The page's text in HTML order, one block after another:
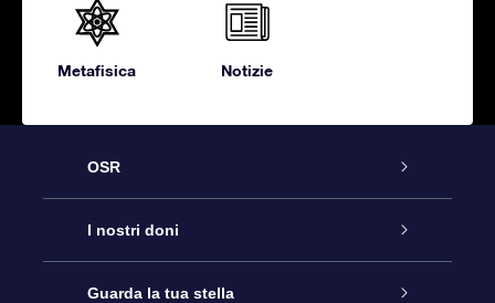
Metafisica Notizie
OSR
Assistenza
Contattaci
I nostri doni
Online Star Gift
Guarda la tua stella